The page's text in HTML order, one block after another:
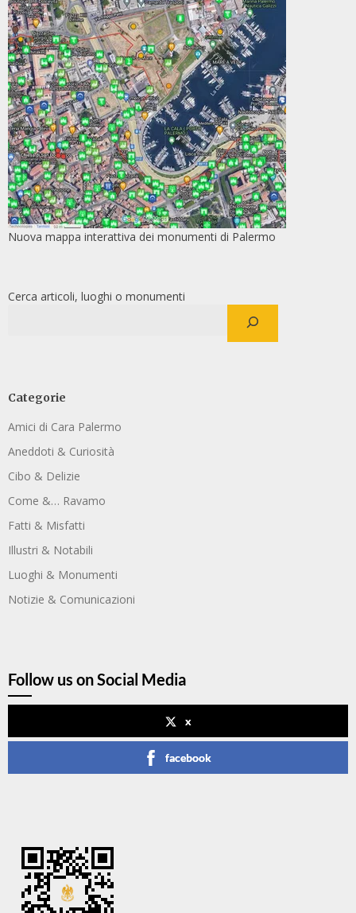
Nuova mappa interattiva dei monumenti di Palermo
Cerca articoli, luoghi o monumenti
Categorie
Amici di Cara Palermo
Aneddoti & Curiosità
Cibo & Delizie
Come &… Ravamo
Fatti & Misfatti
Illustri & Notabili
Luoghi & Monumenti
Notizie & Comunicazioni
Follow us on Social Media
x
facebook